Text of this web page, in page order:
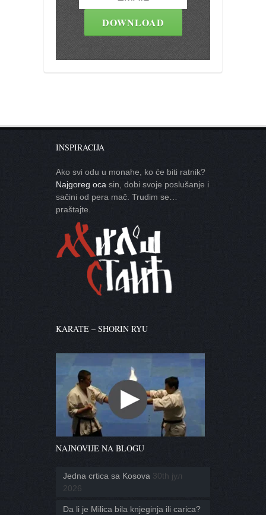
INSPIRACIJA
Ako svi odu u monahe, ko će biti ratnik?
Najgoreg oca sin, dobi svoje poslušanje i
sačini od pera mač. Trudim se…
praštajte.
KARATE – SHORIN RYU
NAJNOVIJE NA BLOGU
Jedna crtica sa Kosova 30th јул
2026
Da li je Milica bila knjeginja ili carica?